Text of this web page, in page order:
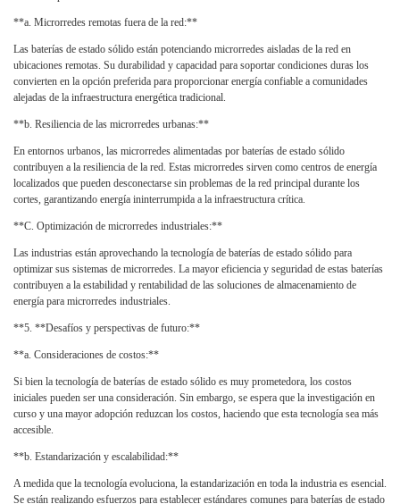
**a. Microrredes remotas fuera de la red:**
Las baterías de estado sólido están potenciando microrredes aisladas de la red en
ubicaciones remotas. Su durabilidad y capacidad para soportar condiciones duras los
convierten en la opción preferida para proporcionar energía confiable a comunidades
alejadas de la infraestructura energética tradicional.
**b. Resiliencia de las microrredes urbanas:**
En entornos urbanos, las microrredes alimentadas por baterías de estado sólido
contribuyen a la resiliencia de la red. Estas microrredes sirven como centros de energía
localizados que pueden desconectarse sin problemas de la red principal durante los
cortes, garantizando energía ininterrumpida a la infraestructura crítica.
**C. Optimización de microrredes industriales:**
Las industrias están aprovechando la tecnología de baterías de estado sólido para
optimizar sus sistemas de microrredes. La mayor eficiencia y seguridad de estas baterías
contribuyen a la estabilidad y rentabilidad de las soluciones de almacenamiento de
energía para microrredes industriales.
**5. **Desafíos y perspectivas de futuro:**
**a. Consideraciones de costos:**
Si bien la tecnología de baterías de estado sólido es muy prometedora, los costos
iniciales pueden ser una consideración. Sin embargo, se espera que la investigación en
curso y una mayor adopción reduzcan los costos, haciendo que esta tecnología sea más
accesible.
**b. Estandarización y escalabilidad:**
A medida que la tecnología evoluciona, la estandarización en toda la industria es esencial.
Se están realizando esfuerzos para establecer estándares comunes para baterías de estado